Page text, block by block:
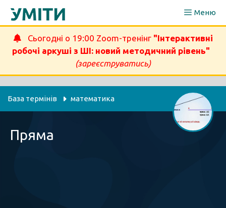
Перейти
Меню
Сьогодні о 19:00 Zoom-тренінг "Інтерактивні
робочі аркуші з ШІ: новий методичний рівень"
(зареєструватись)
База термінів математика
Пряма